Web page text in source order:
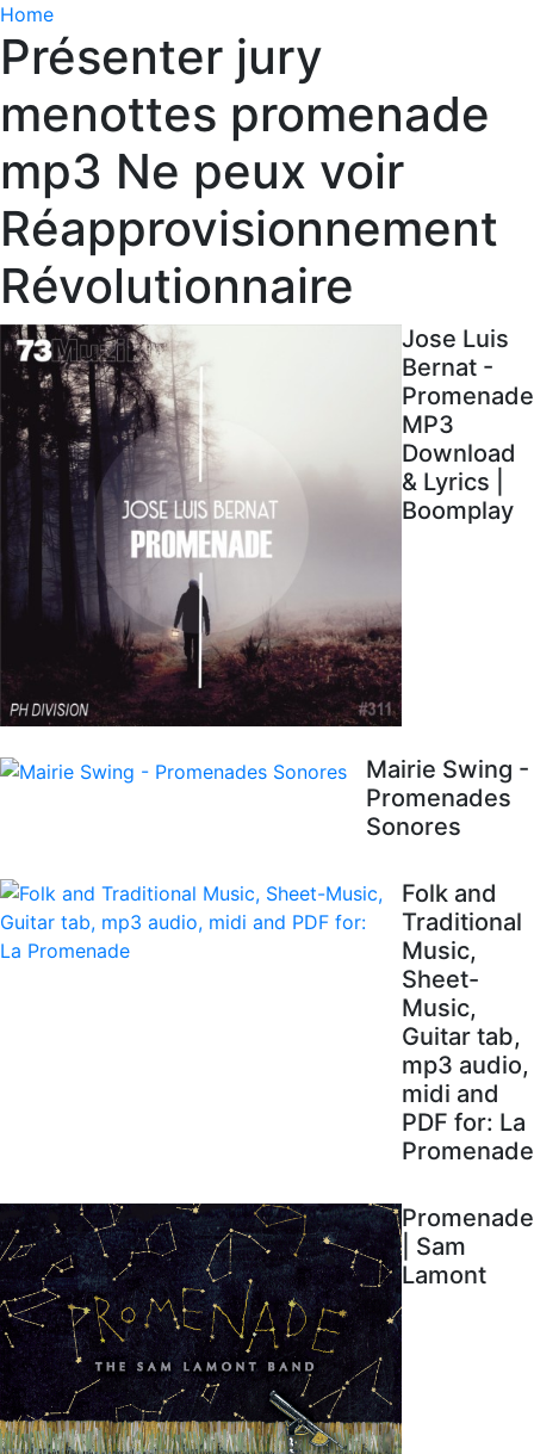
Home
Présenter jury
menottes promenade
mp3 Ne peux voir
Réapprovisionnement
Révolutionnaire
Jose Luis
Bernat -
Promenade
MP3
Download
& Lyrics |
Boomplay
Mairie Swing -
Promenades
Sonores
Folk and
Traditional
Music,
Sheet-
Music,
Guitar tab,
mp3 audio,
midi and
PDF for: La
Promenade
Promenade
| Sam
Lamont